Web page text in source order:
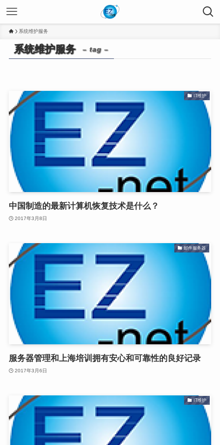
系统维护服务
系统维护服务 – tag –
IT维护
中国制造的最新计算机恢复技术是什么？
2017年3月8日
邮件服务器
服务器管理和上海培训拥有安心和可靠性的良好记录
2017年3月6日
IT维护